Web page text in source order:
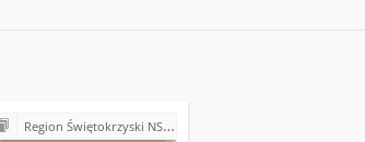
Region Świętokrzyski NSZZ "Solidarność". Delegatura Starachowice